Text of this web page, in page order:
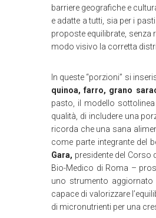
barriere geografiche e
e adatte a tutti, sia per i
proposte equilibrate, senza
modo visivo la corretta
In queste “porzioni” si
quinoa, farro, grano
pasto, il modello
qualità, di includere una
ricorda che una sana
come parte integrante del
Gara, presidente del Corso
Bio-Medico di Roma –
uno strumento
capace di valorizzare
di micronutrienti per una